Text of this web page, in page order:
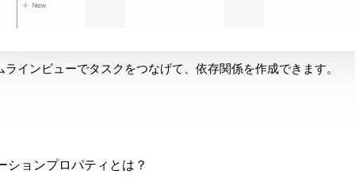
ラインビューでタスクをつなげて、依存関係を作成できます。
ションプロパティとは？